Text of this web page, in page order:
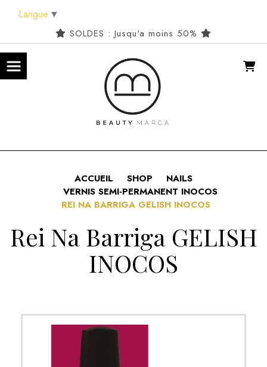
SOLDES : Jusqu'a moins 50%
ACCUEIL SHOP
NAILS
VERNIS SEMI-PERMANENT INOCOS
REI NA BARRIGA GELISH INOCOS
Rei Na Barriga GELISH
INOCOS
Langue ▼